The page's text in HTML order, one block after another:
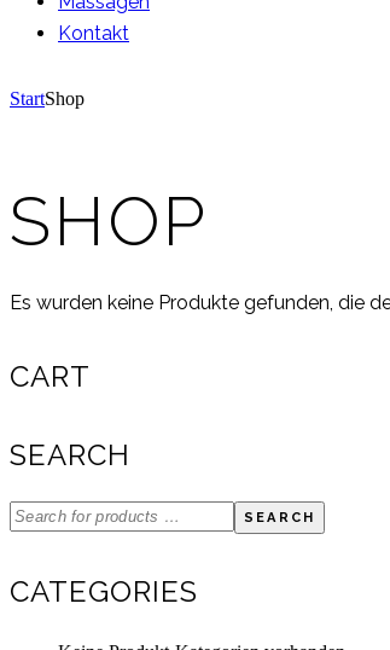
Kontakt
StartShop
SHOP
Es wurden keine Produkte gefunden, die
CART
SEARCH
SEARCH
CATEGORIES